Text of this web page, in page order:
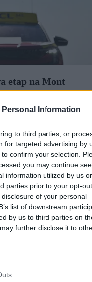
Personal Information
to third parties, or
for targeted advertising by
confirm your selection.
you may continue
information utilized by us or
parties prior to your opt-
of your personal
list of downstream
by us to third parties on
further disclose it to
etap na Mont
France
SRAM) wygrała 7. etap
To jej pierwsze
etapie była Dominika
minuty i 26 sekund.